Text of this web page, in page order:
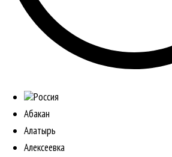
Россия
Абакан
Алатырь
Алексеевка